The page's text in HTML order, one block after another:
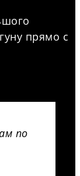
прямо с
по